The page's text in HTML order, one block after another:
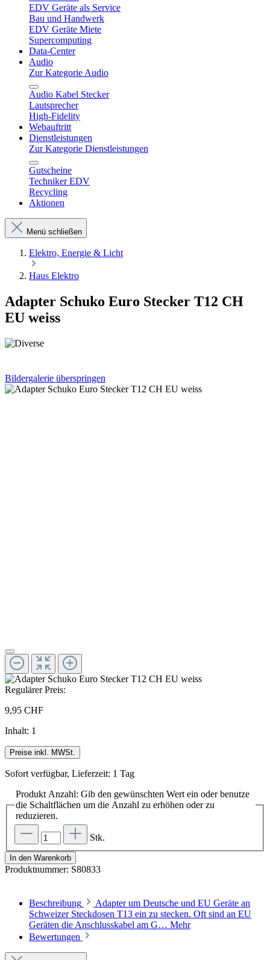
EDV Geräte als Service
Bau und Handwerk
EDV Geräte Miete
Supercomputing
Data-Center
Audio
Zur Kategorie Audio
Audio Kabel Stecker
Lautsprecher
High-Fidelity
Webauftritt
Dienstleistungen
Zur Kategorie Dienstleistungen
Gutscheine
Techniker EDV
Recycling
Aktionen
Menü schließen
Elektro, Energie & Licht
Haus Elektro
Adapter Schuko Euro Stecker T12 CH
EU weiss
Bildergalerie überspringen
Regulärer Preis:
9,95 CHF
Inhalt: 1
Preise inkl. MWSt.
Sofort verfügbar, Lieferzeit: 1 Tag
Produkt Anzahl: Gib den gewünschten Wert ein oder benutze
die Schaltflächen um die Anzahl zu erhöhen oder zu
reduzieren.
Stk.
In den Warenkorb
Produktnummer: S80833
Beschreibung
Adapter um Deutsche und EU Geräte an
Schweizer Steckdosen T13 ein zu stecken. Oft sind an EU
Geräten die Anschlusskabel am G… Mehr
Bewertungen